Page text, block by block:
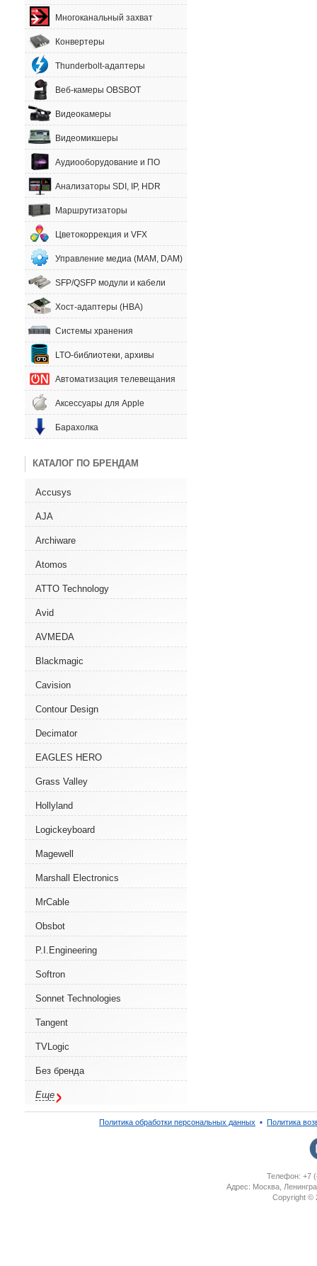
Многоканальный захват
Конвертеры
Thunderbolt-адаптеры
Веб-камеры OBSBOT
Видеокамеры
Видеомикшеры
Аудиооборудование и ПО
Анализаторы SDI, IP, HDR
Маршрутизаторы
Цветокоррекция и VFX
Управление медиа (MAM, DAM)
SFP/QSFP модули и кабели
Хост-адаптеры (HBA)
Системы хранения
LTO-библиотеки, архивы
Автоматизация телевещания
Аксессуары для Apple
Барахолка
КАТАЛОГ ПО БРЕНДАМ
Accusys
AJA
Archiware
Atomos
ATTO Technology
Avid
AVMEDA
Blackmagic
Cavision
Contour Design
Decimator
EAGLES HERO
Grass Valley
Hollyland
Logickeyboard
Magewell
Marshall Electronics
MrCable
Obsbot
P.I.Engineering
Softron
Sonnet Technologies
Tangent
TVLogic
Без бренда
Еще
Политика обработки персональных данных ▪ Политика
Телефон: +7
Адрес: Москва,
Copyright ©